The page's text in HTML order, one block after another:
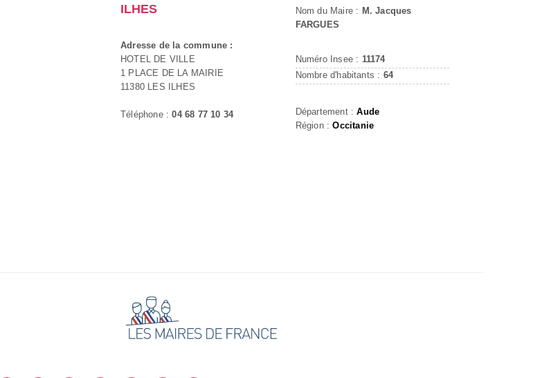
ILHES
Adresse de la commune :
HOTEL DE VILLE
1 PLACE DE LA MAIRIE
11380 LES ILHES
Téléphone :04 68 77 10 34
Nom du Maire : M. Jacques
FARGUES
Numéro Insee : 11174
Nombre d'habitants : 64
Département :Aude
Région :Occitanie